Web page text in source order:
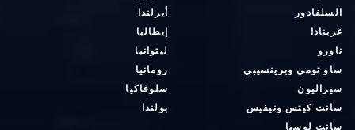
السلفادور
غرينادا
ناورو
ساو تومي وبرينسيبي
سيراليون
سانت كيتس ونيفيس
سانت لوسيا
أيرلندا
إيطاليا
ليتوانيا
رومانيا
سلوفاكيا
بولندا